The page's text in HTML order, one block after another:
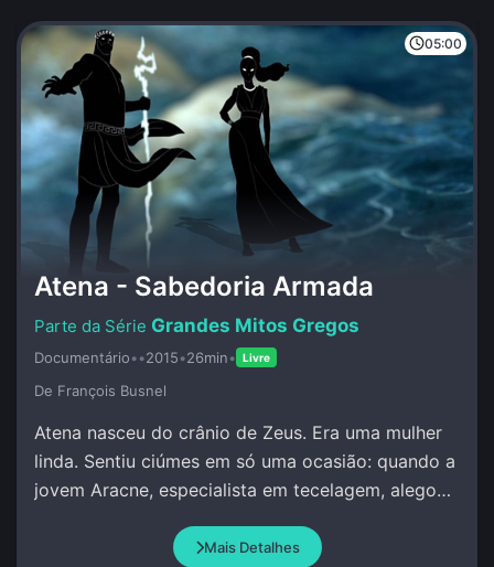
05:00
Atena - Sabedoria Armada
Grandes Mitos Gregos
Documentário••2015•26min• Livre
De François Busnel
Atena nasceu do crânio de Zeus. Era uma mulher
linda. Sentiu ciúmes em só uma ocasião: quando a
jovem Aracne, especialista em tecelagem, alegou
Mais Detalhes